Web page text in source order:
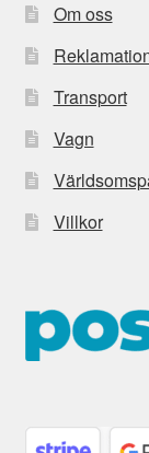
Om oss
Transport
Vagn
Villkor